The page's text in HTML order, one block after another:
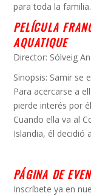
para toda la familia.
PELÍCULA
AQUATIQUE
Director: Sólveig
Sinopsis: Samir se
Para acercarse a
pierde interés por
Cuando ella va al
Islandia, él decidió
PÁGINA DE
Inscríbete ya en